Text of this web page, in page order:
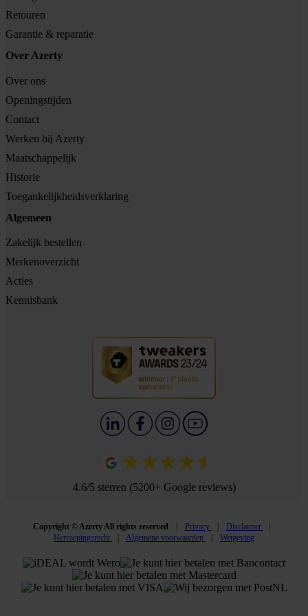
Retouren
Garantie & reparatie
Over Azerty
Over ons
Openingstijden
Contact
Werken bij Azerty
Maatschappelijk
Historie
Toegankelijkheidsverklaring
Algemeen
Zakelijk bestellen
Merkenoverzicht
Acties
Kennisbank
4.6/5 sterren (5200+ Google reviews)
Copyright © Azerty All rights reserved Privacy
Disclaimer
Herroepingsrecht
Algemene voorwaarden Wetgeving